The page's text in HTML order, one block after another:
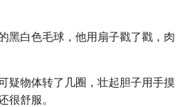
黑白色毛球，他用扇子戳了戳，肉
疑物体转了几圈，壮起胆子用手摸
很舒服。